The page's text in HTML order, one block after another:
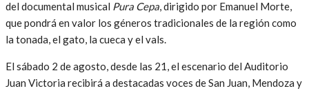
del documental musical Pura Cepa, dirigido por Emanuel Morte,
que pondrá en valor los géneros tradicionales de la región como
la tonada, el gato, la cueca y el vals.
El sábado 2 de agosto, desde las 21, el escenario del Auditorio
Juan Victoria recibirá a destacadas voces de San Juan, Mendoza y